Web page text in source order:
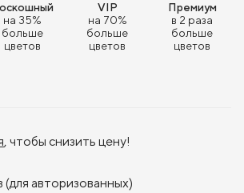
на 35%
больше
цветов
VIP
на 70%
больше
цветов
Премиум
в 2 раза
больше
цветов
, чтобы снизить цену!
(для авторизованных)